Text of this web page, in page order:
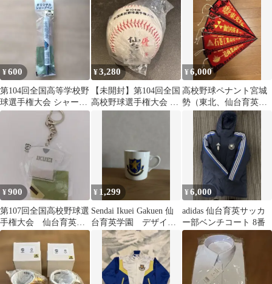
¥600
第104回全国高等学校野
球選手権大会 シャープ
ペンシル
¥3,280
【未開封】第104回全国
高校野球選手権大会 仙
¥6,000
高校野球ペナント宮城
勢（東北、仙台育英、
石巻工、一迫商）
¥900
第107回全国高校野球選
手権大会 仙台育英学
園高校 ユニフォーム
キーホルダー
¥ 1,299
Sendai Ikuei Gakuen 仙
台育英学園 デザイン
マグカップ
¥6,000
adidas 仙台育英サッカ
ー部ベンチコート 8番